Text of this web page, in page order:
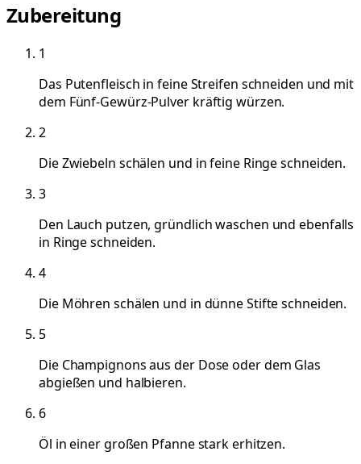
Zubereitung
1
Das Putenfleisch in feine Streifen schneiden und mit
dem Fünf-Gewürz-Pulver kräftig würzen.
2
Die Zwiebeln schälen und in feine Ringe schneiden.
3
Den Lauch putzen, gründlich waschen und ebenfalls
in Ringe schneiden.
4
Die Möhren schälen und in dünne Stifte schneiden.
5
Die Champignons aus der Dose oder dem Glas
abgießen und halbieren.
6
Öl in einer großen Pfanne stark erhitzen.